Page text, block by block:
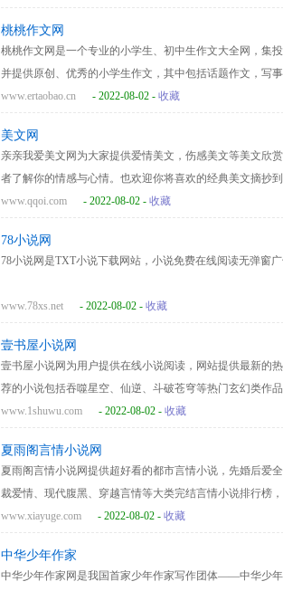
牌、人才、专题、视频、低碳、论坛、地图等主要栏目，
易、搜索等商贸信息平台有效的拓展各行业领域，为您及
行业资源，成为一个真正实用的国际一流的商贸信息平台。
桃桃作文网
桃桃作文网是一个专业的小学生、初中生作文大全网，集
并提供原创、优秀的小学生作文，其中包括话题作文，写
记大全及看图作文、三年级作文、四年级作文作文网,作文
www.ertaobao.cn - 2022-08-02 - 收藏
美文网
亲亲我爱美文网为大家提供爱情美文，伤感美文等美文欣
者了解你的情感与心情。也欢迎你将喜欢的经典美文摘抄
www.qqoi.com
- 2022-08-02 - 收藏
78小说网
78小说网是TXT小说下载网站，小说免费在线阅读无弹窗
www.78xs.net - 2022-08-02 - 收藏
壹书屋小说网
壹书屋小说网为用户提供在线小说阅读，网站提供最新的
荐的小说包括吞噬星空、仙逆、斗破苍穹等热门玄幻类作
小说正在定期更新，更多信息请直接参见本网站。
www.1shuwu.com - 2022-08-02 - 收藏
夏雨阁言情小说网
夏雨阁言情小说网提供超好看的都市言情小说，先婚后爱
裁爱情、现代腹黑、穿越言情等大类完结言情小说排行榜
www.xiayuge.com
- 2022-08-02 - 收藏
中华少年作家
中华少年作家网是我国首家少年作家写作团体——中华少